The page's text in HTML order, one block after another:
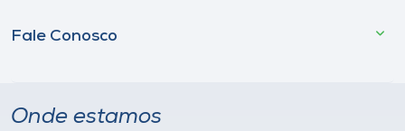
Fale Conosco
Onde estamos